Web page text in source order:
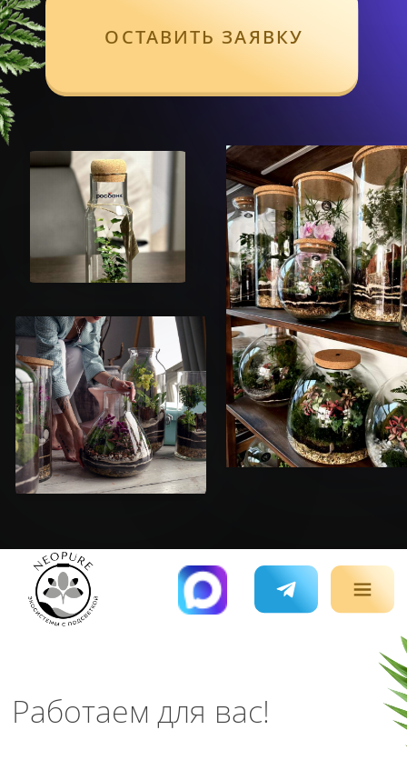
Доставляем уникальные корпоративные
подарки в любой город России. Находим
оптимальное решение под каждый запрос.
Эко-сувениры во всевозможных
комбинациях станут отличными подарками
на Новый год, 23 февраля, 8 марта, дни
рождения, профессиональные праздники
и любые другие торжественные события.
Отвечаем за высокое качество
Доставляем строго в оговоренные сроки
Разрабатываем идеальный вариант
подарков под ваш бюджет
Работаем для вас!